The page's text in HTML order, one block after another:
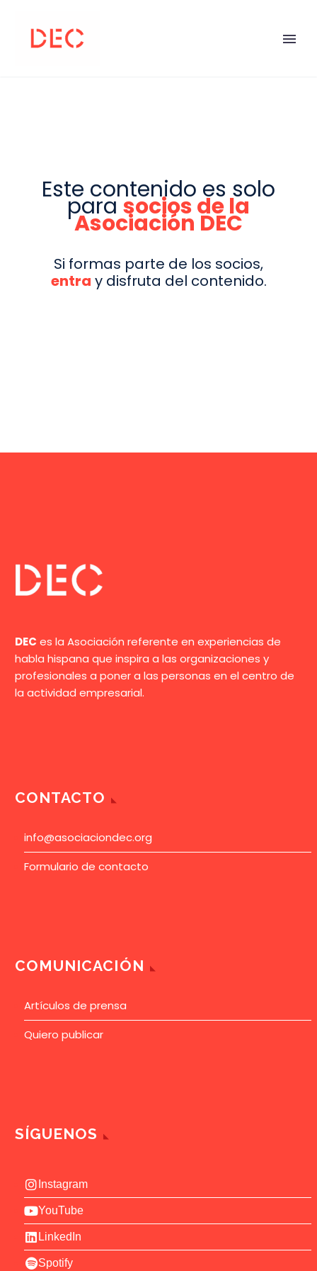
Este contenido es solo
parasocios de la
Asociación DEC
Si formas parte de los socios,
entra y disfruta del contenido.
DEC es la Asociación referente en experiencias de
habla hispana que inspira a las organizaciones y
profesionales a poner a las personas en el centro de
la actividad empresarial.
CONTACTO
info@asociaciondec.org
Formulario de contacto
COMUNICACIÓN
Artículos de prensa
Quiero publicar
SÍGUENOS
Instagram
YouTube
LinkedIn
Spotify